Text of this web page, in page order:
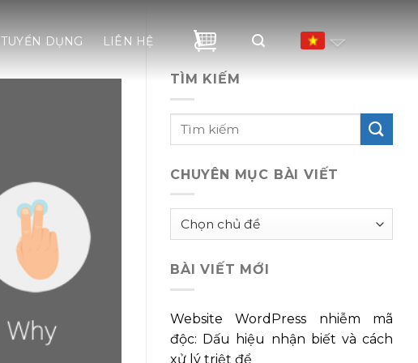
TUYỂN DỤNG LIÊN HỆ
TÌM KIẾM
CHUYÊN MỤC BÀI VIẾT
Chuyên
viết
BÀI VIẾT MỚI
Website WordPress nhiễm mã
độc: Dấu hiệu nhận biết và cách
xử lý triệt để